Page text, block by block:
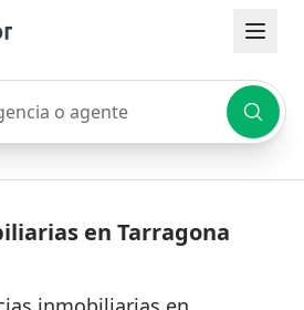
o agente
en Tarragona